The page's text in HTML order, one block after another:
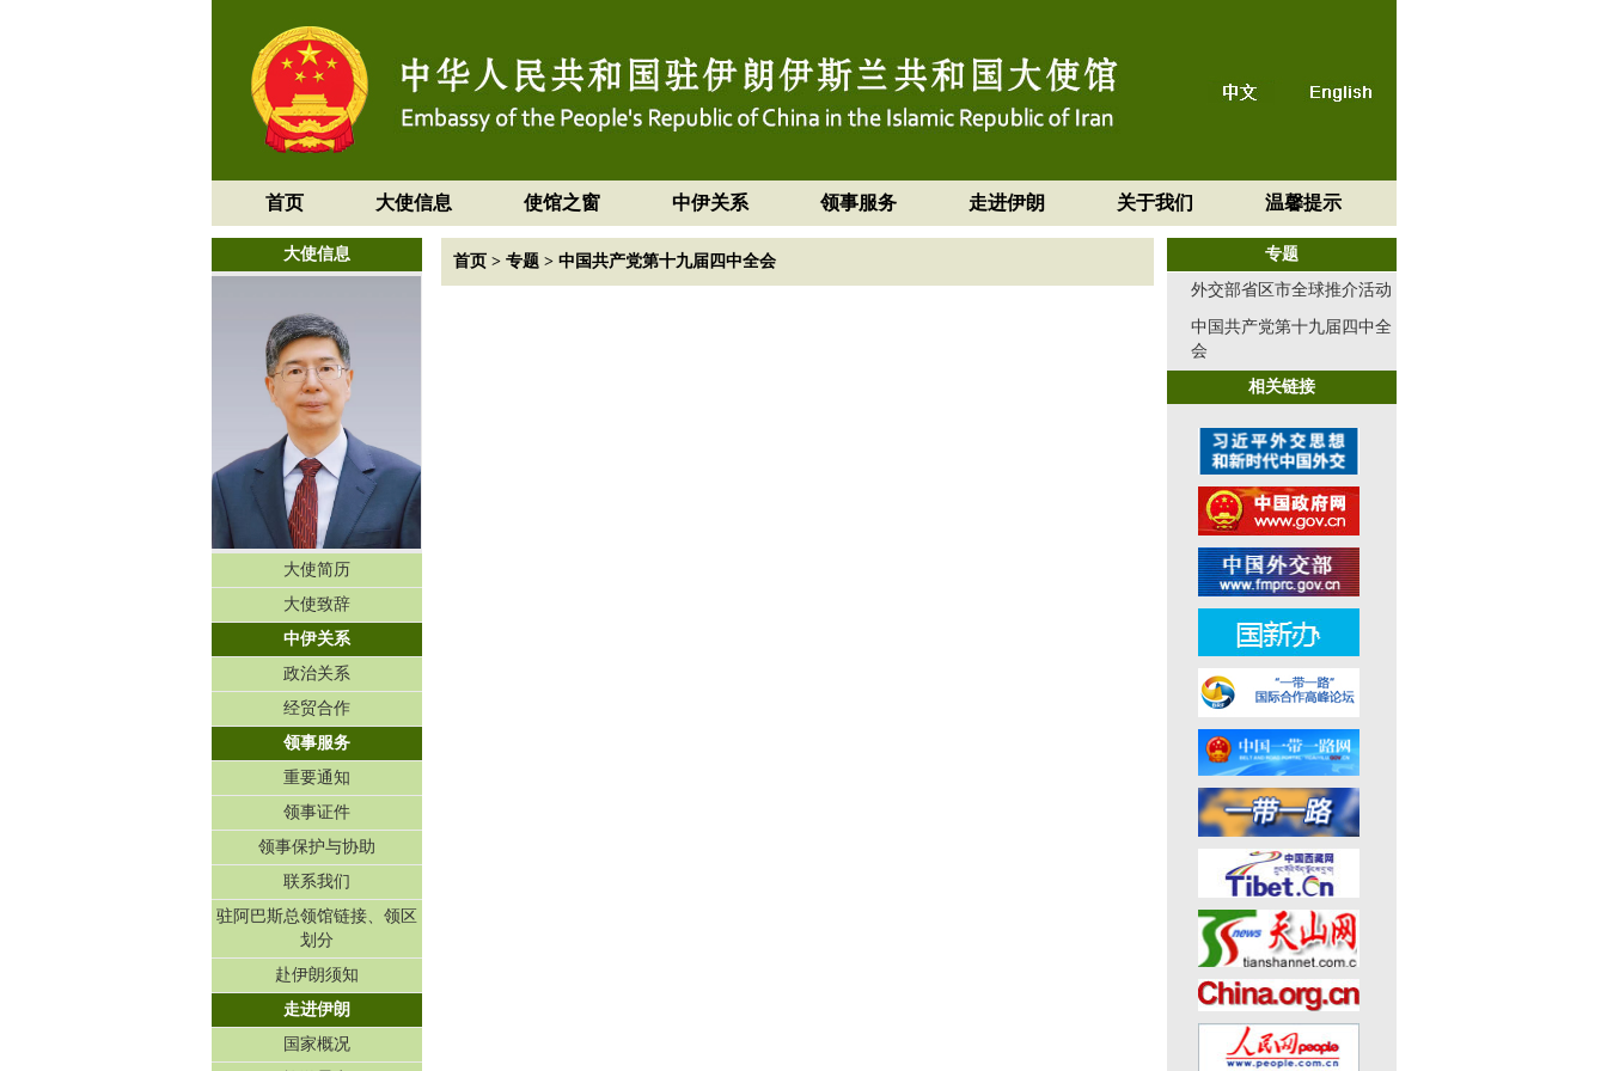
首页 大使信息 使馆之窗 中伊关系 领事服务 走进伊朗 关于我们 温馨提示
大使信息
大使简历
大使致辞
中伊关系
政治关系
经贸合作
领事服务
重要通知
领事证件
领事保护与协助
联系我们
驻阿巴斯总领馆链接、领区
划分
赴伊朗须知
走进伊朗
国家概况
首页> 专题> 中国共产党第十九届四中全会
专题
外交部省区市全球推介活动
中国共产党第十九届四中全
会
相关链接